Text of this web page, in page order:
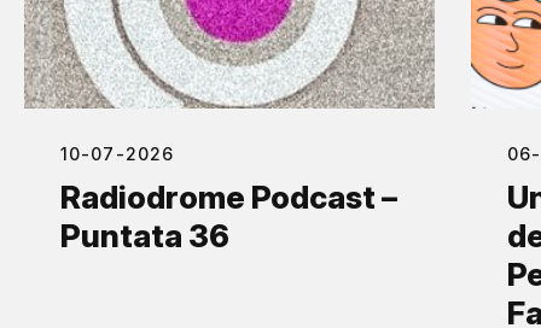
10-07-2026
Radiodrome Podcast –
Puntata 36